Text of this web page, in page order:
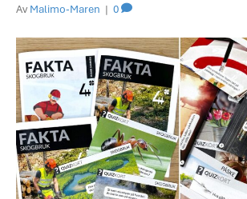
Av Malimo-Maren | 0